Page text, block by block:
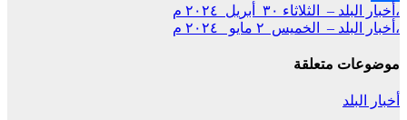
Share
تصفّح
المقالات
،أخبار البلد – الثلاثاء ٣٠ أبريل ٢٠٢٤ م
،أخبار البلد – الخميس ٢ مايو ٢٠٢٤ م
موضوعات متعلقة
أخبار البلد